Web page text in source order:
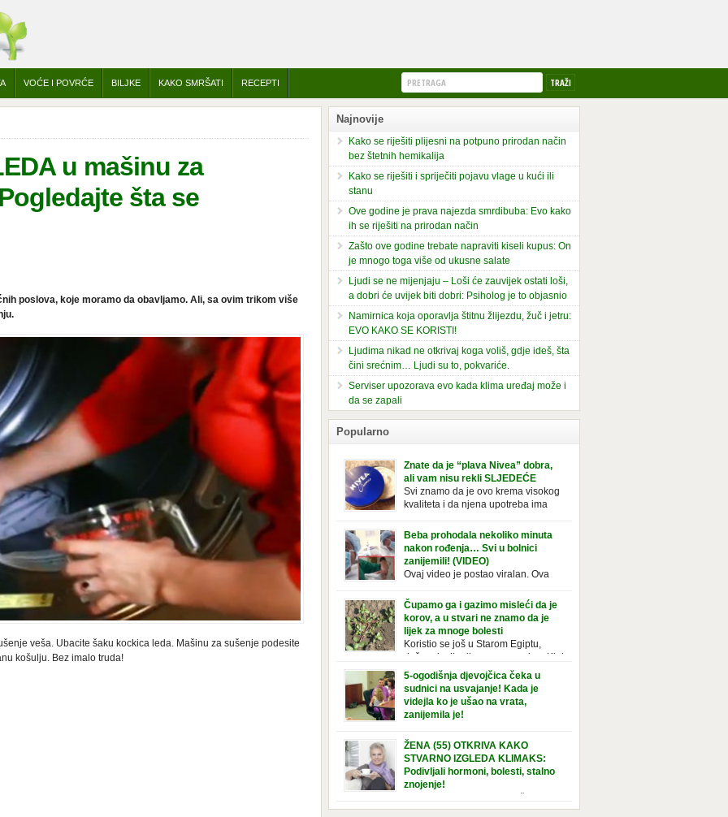
VOĆE I POVRĆE BILJKE KAKO SMRŠATI RECEPTI
u mašinu za
šta se
poslova, koje moramo da obavljamo. Ali, sa ovim trikom više
veša. Ubacite šaku kockica leda. Mašinu za sušenje podesite
košulju. Bez imalo truda!
Najnovije
Kako se riješiti plijesni na potpuno prirodan način
bez štetnih hemikalija
Kako se riješiti i spriječiti pojavu vlage u kući ili
stanu
Ove godine je prava najezda smrdibuba: Evo kako
ih se riješiti na prirodan način
Zašto ove godine trebate napraviti kiseli kupus: On
je mnogo toga više od ukusne salate
Ljudi se ne mijenjaju – Loši će zauvijek ostati loši,
a dobri će uvijek biti dobri: Psiholog je to objasnio
Namirnica koja oporavlja štitnu žlijezdu, žuč i jetru:
EVO KAKO SE KORISTI!
Ljudima nikad ne otkrivaj koga voliš, gdje ideš, šta
čini srećnim… Ljudi su to, pokvariće.
Serviser upozorava evo kada klima uređaj može i
da se zapali
Popularno
Znate da je “plava Nivea” dobra,
ali vam nisu rekli SLJEDEĆE
Svi znamo da je ovo krema visokog
kvaliteta i da njena upotreba ima
sljedeće o njoj. Nivea krema u klasičnoj, plavoj
kutiji, prepoznatljivog mirisa i jednostavne
formule, jeste nezamenljiv inventar u kupatilima i
muškaraca i žena. Mnogi ljudi se ne odvajaju od
nje, pa je čak nose sa […]
Beba prohodala nekoliko minuta
nakon rođenja… Svi u bolnici
zanijemili! (VIDEO)
Ovaj video je postao viralan. Ova
korake. To je mnoge nasmijalo. Ovaj video je baš
neobičan. Ne viđamo baš često ovakve korake
kod novorođenih beba. Video je snimila babica,
pregledalo ga je preko 80 miliona ljudi. Ove
babice su ostale u čudu nakon što su vidjeli kako
Čupamo ga i gazimo misleći da je
korov, a u stvari ne znamo da je
lijek za mnoge bolesti
Koristio se još u Starom Egiptu,
duže od milenijuma se uzgaja u Kini
i Indiji, Francuzi od njega prave različita
tradicionalna jela i čorbe… Jedino mi gazimo po
njemu, čupamo ga i bacamo kao korov! Tušt je
jednogodišnji, ali vrlo uporan “korov” koji, ka­da
nam se jednom nastani u bašti ili dvorištu, teško
5-ogodišnja djevojčica čeka u
sudnici na usvajanje! Kada je
videjla ko je ušao na vrata,
zanijemila je!
zbrinuta u hraniteljskoj porodici. Sada, u svojoj 5.
godini, dočekala je momenat usvajanja, kada će
dobiti novu, stalnu porodicu. Ovaj dan je bio
veoma poseban za djevojčicu i njenu novu
porodicu, ali je uskoro postao još čarobniji,
ŽENA (55) OTKRIVA KAKO
STVARNO IZGLEDA KLIMAKS:
Podivljali hormoni, bolesti, stalno
znojenje!
“Bila sam slomljena, naslušala sam
se o tome da ću uskoro izgledati kao da imam